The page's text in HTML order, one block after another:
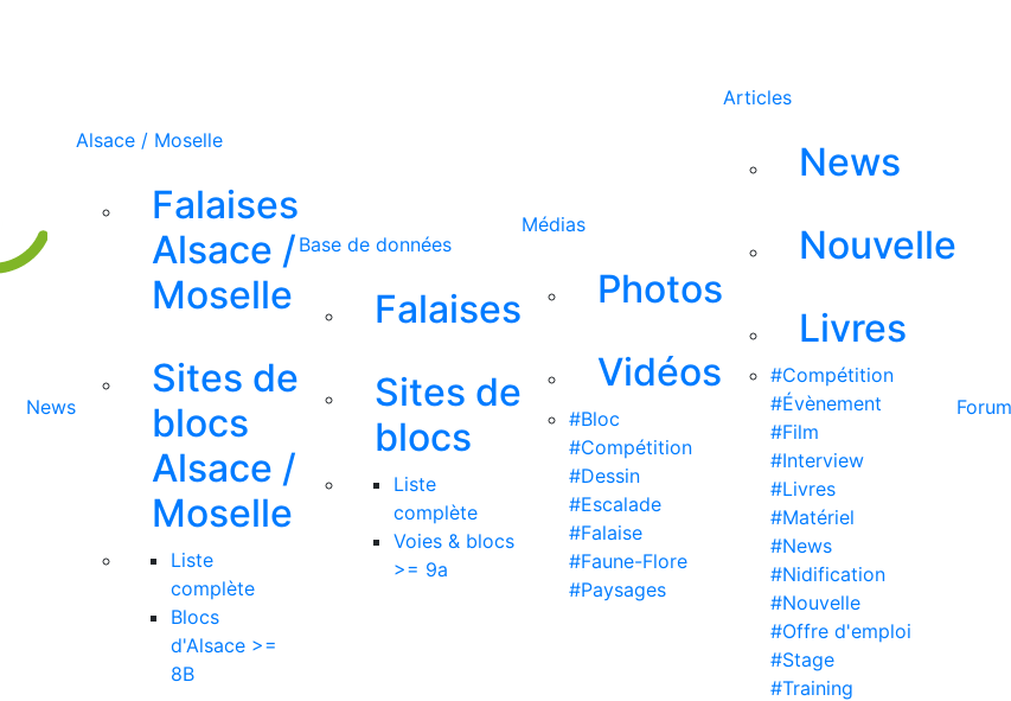
News
Alsace / Moselle
Falaises
Alsace /
Moselle
Sites de
blocs
Alsace /
Moselle
Liste
complète
Blocs
d'Alsace >=
8B
Base de données
Falaises
Sites de
blocs
Liste
complète
Voies & blocs
>= 9a
Médias
Photos
Vidéos
#Bloc
#Compétition
#Dessin
#Escalade
#Falaise
#Faune-Flore
#Paysages
Articles
News
Nouvelle
Livres
#Compétition
#Évènement
#Film
#Interview
#Livres
#Matériel
#News
#Nidification
#Nouvelle
#Offre d'emploi
#Stage
#Training
Forum